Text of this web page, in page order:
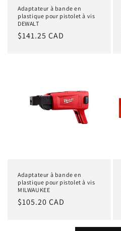
Adaptateur à bande en
plastique pour pistolet à vis
DEWALT
Prix
$141.25 CAD
Adaptateur à bande en
plastique pour pistolet à vis
MILWAUKEE
Prix
$105.20 CAD